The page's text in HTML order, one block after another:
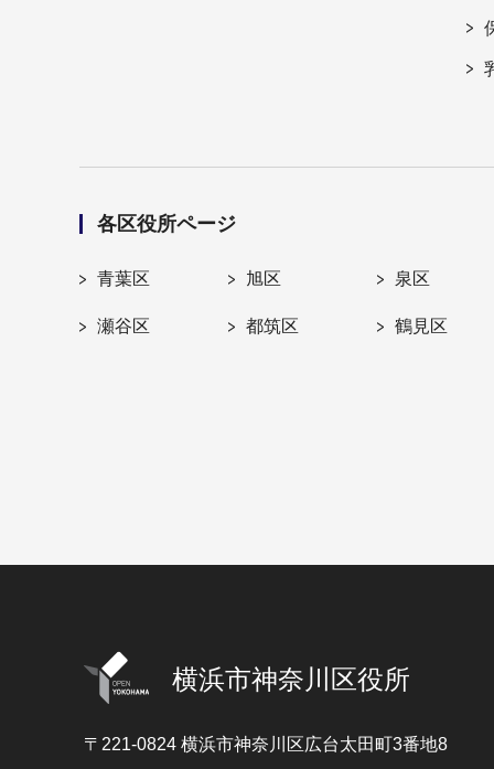
各区役所ページ
青葉区 旭区 泉区
瀬谷区 都筑区 鶴見区
横浜市神奈川区役所
〒221-0824 横浜市神奈川区広台太田町3番地8